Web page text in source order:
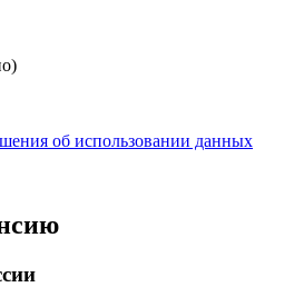
об использовании данных